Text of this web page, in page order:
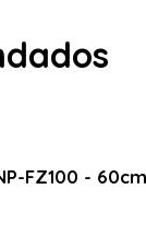
FZ100 - 60cm